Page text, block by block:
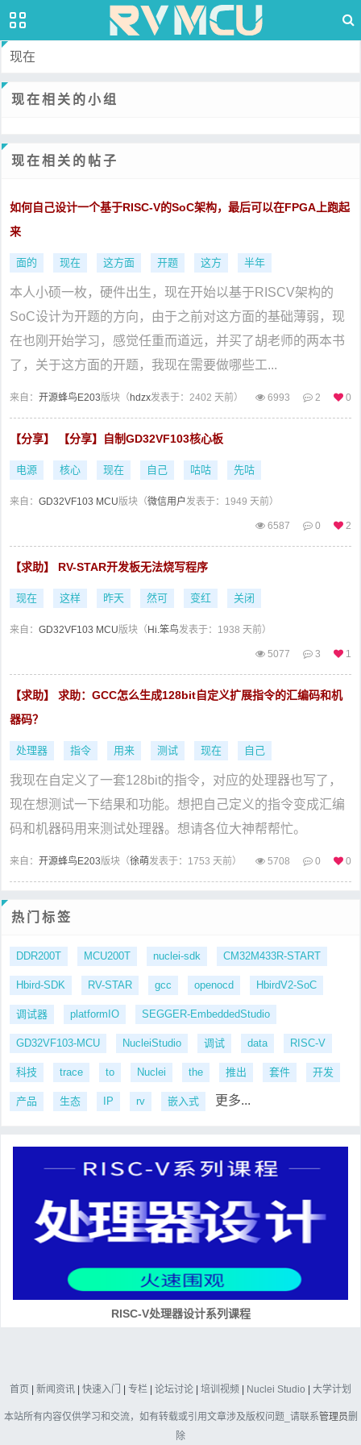
现在
现在相关的小组
现在相关的帖子
如何自己设计一个基于RISC-V的SoC架构，最后可以在FPGA上跑起
来
面的 现在 这方面 开题 这方 半年
本人小硕一枚，硬件出生，现在开始以基于RISCV架构的
SoC设计为开题的方向，由于之前对这方面的基础薄弱，现
在也刚开始学习，感觉任重而道远，并买了胡老师的两本书
了，关于这方面的开题，我现在需要做哪些工...
来自： 开源蜂鸟E203版块（ hdzx发表于：2402 天前） 6993 2 0
【分享】 【分享】自制GD32VF103核心板
电源 核心 现在 自己 咕咕 先咕
来自： GD32VF103 MCU版块（微信用户发表于：1949 天前）
6587 0 2
【求助】 RV-STAR开发板无法烧写程序
现在 这样 昨天 然可 变红 关闭
来自： GD32VF103 MCU版块（ Hi.笨鸟发表于：1938 天前）
5077 3 1
【求助】 求助：GCC怎么生成128bit自定义扩展指令的汇编码和机
器码？
处理器 指令 用来 测试 现在 自己
我现在自定义了一套128bit的指令，对应的处理器也写了，
现在想测试一下结果和功能。想把自己定义的指令变成汇编
码和机器码用来测试处理器。想请各位大神帮帮忙。
来自： 开源蜂鸟E203版块（徐萌发表于：1753 天前） 5708 0 0
热门标签
DDR200T MCU200T nuclei-sdk CM32M433R-START
Hbird-SDK RV-STAR gcc openocd HbirdV2-SoC
调试器 platformIO SEGGER-EmbeddedStudio
GD32VF103-MCU NucleiStudio 调试 data RISC-V
科技 trace to Nuclei the 推出 套件 开发
产品 生态 IP rv 嵌入式 更多...
RISC-V处理器设计系列课程
首页 新闻资讯 快速入门 专栏 论坛讨论 培训视频 Nuclei Studio 大学计划
本站所有内容仅供学习和交流，如有转载或引用文章涉及版权问题_请联系管理员删
除